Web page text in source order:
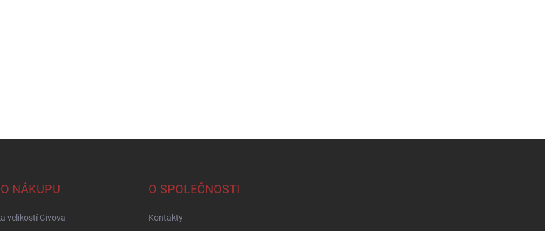
NÁKUPU
velikostí Givova
O SPOLEČNOSTI
Kontakty